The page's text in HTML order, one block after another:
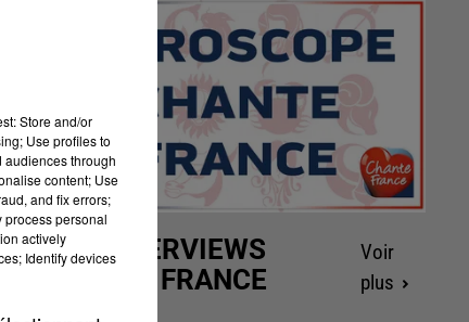
LES INTERVIEWS
CHANTE FRANCE
Voir
plus
Store and/or
Use profiles to
audiences through
content; Use
and fix errors;
process personal
actively
Identify devices